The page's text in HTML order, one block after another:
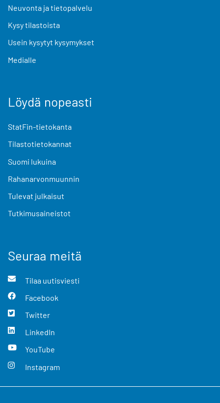
Neuvonta ja tietopalvelu
Kysy tilastoista
Usein kysytyt kysymykset
Medialle
Löydä nopeasti
StatFin-tietokanta
Tilastotietokannat
Suomi lukuina
Rahanarvonmuunnin
Tulevat julkaisut
Tutkimusaineistot
Seuraa meitä
Tilaa uutisviesti
Facebook
Twitter
LinkedIn
YouTube
Instagram